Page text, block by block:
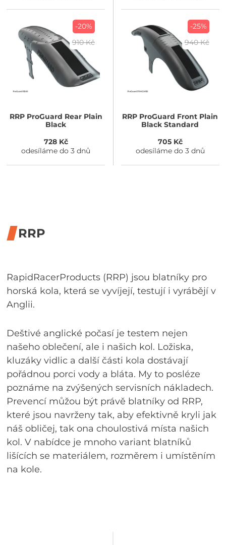
-20%
910 Kč
RRPProGuard Rear Plain
Black
728 Kč
odesíláme do 3 dnů
-25%
940 Kč
RRP ProGuard Front Plain
Black Standard
705 Kč
odesíláme do 3 dnů
RRP
RapidRacerProducts (RRP) jsou blatníky pro
horská kola, která se vyvíjejí, testují i vyrábějí v
Anglii.
Deštivé anglické počasí je testem nejen
našeho oblečení, ale i našich kol. Ložiska,
kluzáky vidlic a další části kola dostávají
pořádnou porci vody a bláta. My to posléze
poznáme na zvýšených servisních nákladech.
Prevencí můžou být právě blatníky od RRP,
které jsou navrženy tak, aby efektivně kryli jak
náš obličej, tak ona choulostivá místa našich
kol. V nabídce je mnoho variant blatníků
lišících se materiálem, rozměrem i umístěním
na kole.